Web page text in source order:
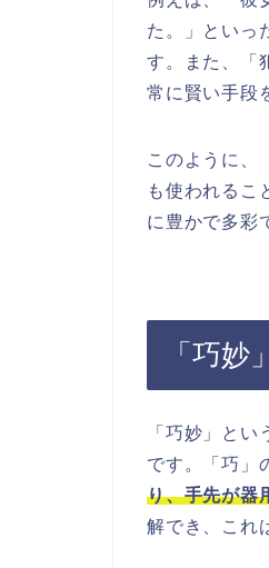
た。」といっ
す。また、「
常に賢い手段
このように、
も使われるこ
に豊かで多彩
「巧
「巧妙」と
です。「巧」
り、手先が器
解でき、これ